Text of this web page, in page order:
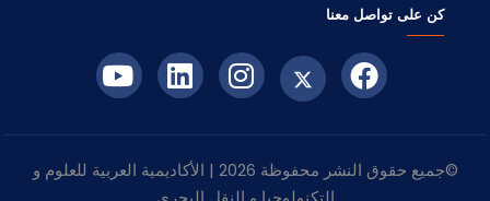
كن على تواصل معنا
©جميع حقوق النشر محفوظة 2026 | الأكاديمية العربية للعلوم و